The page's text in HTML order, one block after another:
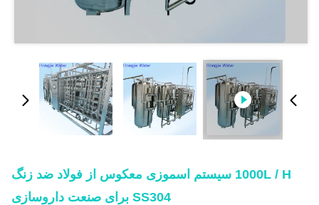
1000L / H سیستم اسموزی معکوس از فولاد ضد زنگ
SS304 برای صنعت داروسازی